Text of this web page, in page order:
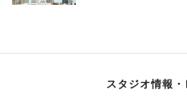
スタジオ情報